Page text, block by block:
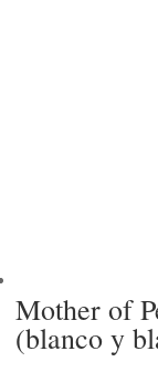
Mother of
(blanco y